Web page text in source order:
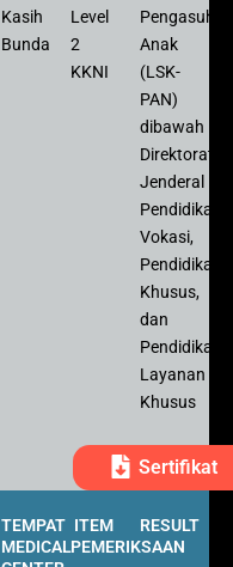
Kasih
Bunda
Level
2
KKNI
Pengasuh
Anak
(LSK-
PAN)
dibawah
Direktorat
Jenderal
Pendidikan
Vokasi,
Pendidikan
Khusus,
dan
Pendidikan
Layanan
Khusus
Sertifikat
TEMPAT
MEDICAL
ITEM
PEMERIKSAAN
RESULT